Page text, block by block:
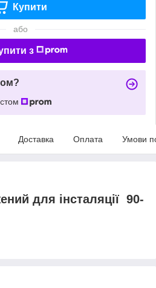
Купити
або
з
Доставка Оплата Умови
для інсталяції 90-